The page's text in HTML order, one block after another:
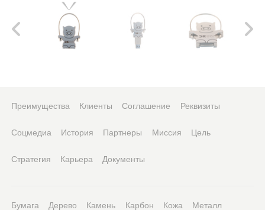
Преимущества Клиенты Соглашение Реквизиты
Соцмедиа История Партнеры Миссия Цель
Стратегия Карьера Документы
Бумага Дерево Камень Карбон Кожа
Металл